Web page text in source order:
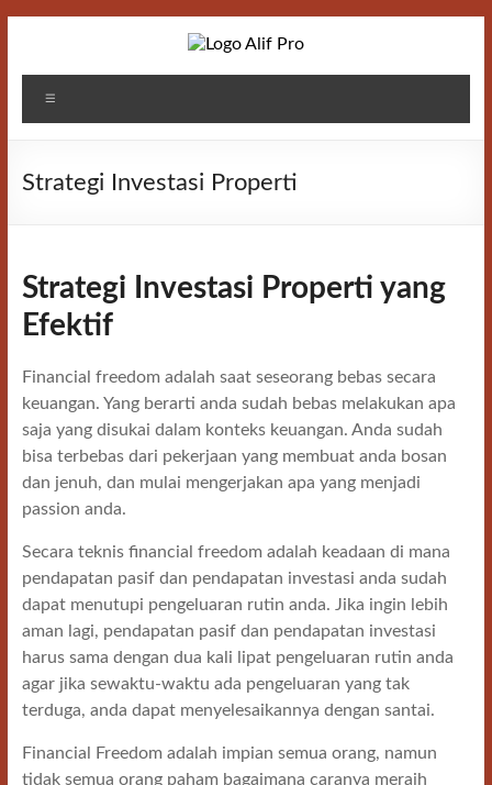
Alif
Properti
Strategi Investasi Properti
Strategi Investasi Properti yang
Efektif
Financial freedom adalah saat seseorang bebas secara
keuangan. Yang berarti anda sudah bebas melakukan apa
saja yang disukai dalam konteks keuangan. Anda sudah
bisa terbebas dari pekerjaan yang membuat anda bosan
dan jenuh, dan mulai mengerjakan apa yang menjadi
passion anda.
Secara teknis financial freedom adalah keadaan di mana
pendapatan pasif dan pendapatan investasi anda sudah
dapat menutupi pengeluaran rutin anda. Jika ingin lebih
aman lagi, pendapatan pasif dan pendapatan investasi
harus sama dengan dua kali lipat pengeluaran rutin anda
agar jika sewaktu-waktu ada pengeluaran yang tak
terduga, anda dapat menyelesaikannya dengan santai.
Financial Freedom adalah impian semua orang, namun
tidak semua orang paham bagaimana caranya meraih